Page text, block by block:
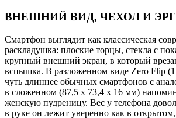
ВНЕШНИЙ ВИД, ЧЕХОЛ И
Смартфон выглядит как классическая
раскладушка: плоские торцы, стекла с
крупный внешний экран, в который
вспышка. В разложенном виде Zero Flip
чуть длиннее обычных смартфонов с
в сложенном (87,5 x 73,4 x 16 мм)
женскую пудреницу. Вес у телефона
в руке он лежит уверенно как в